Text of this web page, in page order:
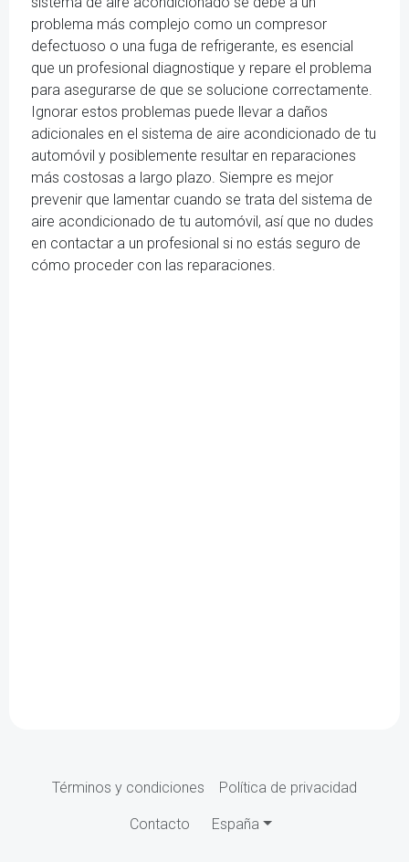
problema más complejo como un compresor
defectuoso o una fuga de refrigerante, es esencial
que un profesional diagnostique y repare el problema
para asegurarse de que se solucione correctamente.
Ignorar estos problemas puede llevar a daños
adicionales en el sistema de aire acondicionado de tu
automóvil y posiblemente resultar en reparaciones
más costosas a largo plazo. Siempre es mejor
prevenir que lamentar cuando se trata del sistema de
aire acondicionado de tu automóvil, así que no dudes
en contactar a un profesional si no estás seguro de
cómo proceder con las reparaciones.
Términos y condiciones Política de privacidad
Contacto España